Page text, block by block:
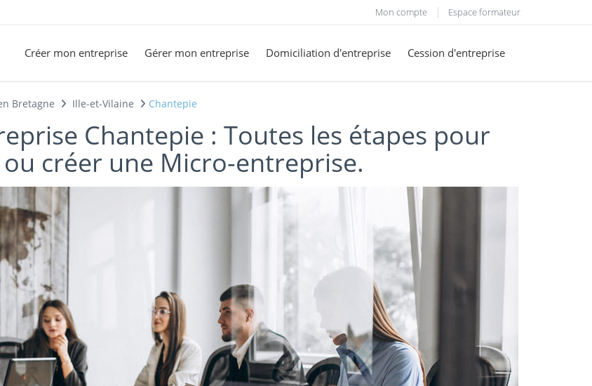
Mon compte Espace formateur
Créer mon entreprise Gérer mon entreprise Domiciliation d'entreprise Cession d'entreprise
Bretagne Ille-et-Vilaine Chantepie
Chantepie : Toutes les étapes pour
créer une Micro-entreprise.